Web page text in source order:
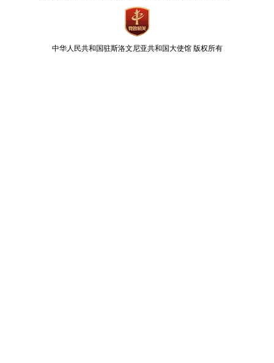
中华人民共和国驻斯洛文尼亚共和国大使馆版权所有